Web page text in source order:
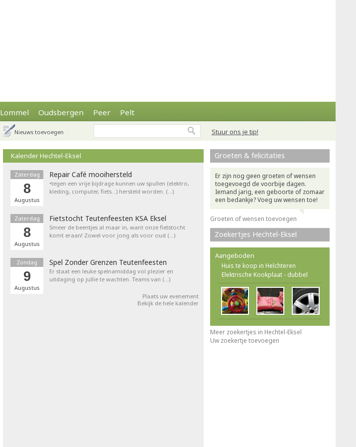
Lommel Oudsbergen Peer Pelt
Stuur ons je tip!
Nieuws toevoegen
Kalender Hechtel-Eksel
Zaterdag
8
Augustus
Repair Café mooihersteld
•tegen een vrije bijdrage kunnen uw spullen (elektro,
kleding, computer, fiets…) hersteld worden. (…)
Zaterdag
8
Augustus
Fietstocht Teutenfeesten KSA Eksel
Smeer de beentjes al maar in, want onze fietstocht
komt eraan! Zowel voor jong als voor oud (…)
Zondag
9
Augustus
Spel Zonder Grenzen Teutenfeesten
Er staat een leuke spelnamiddag vol plezier en
uitdaging op jullie te wachten. Teams van (…)
Plaats uw evenement
Bekijk de hele kalender
Groeten & felicitaties
Er zijn nog geen groeten of wensen
toegevoegd de voorbije dagen.
Iemand jarig, een geboorte of zomaar
een bedankje? Voeg uw wensen toe!
Groeten of wensen toevoegen
Zoekertjes Hechtel-Eksel
Aangeboden
Huis te koop in Helchteren
Elektrische Kookplaat - dubbel
Meer zoekertjes in Hechtel-Eksel
Uw zoekertje toevoegen